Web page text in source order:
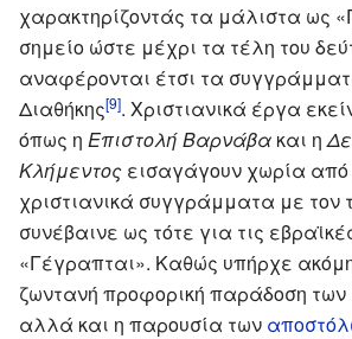
χαρακτηρίζοντάς τα μάλιστα ως
σημείο ώστε μέχρι τα τέλη του
αναφέρονται έτσι τα
Διαθήκης[9]. Χριστιανικά έργα
όπως η Επιστολή Βαρνάβα και η
Κλήμεντος εισαγάγουν χωρία
χριστιανικά συγγράμματα με τον
συνέβαινε ως τότε για τις
«Γέγραπται». Καθώς υπήρχε
ζωντανή προφορική παράδοση των
αλλά και η παρουσία των